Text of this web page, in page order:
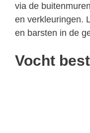
via de
en verkleuringen.
en barsten in de
Vocht